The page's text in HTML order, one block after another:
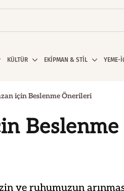
KÜLTÜR EKİPMAN & STİL YEME-
için Beslenme Önerileri
Beslenme
ve ruhumuzun